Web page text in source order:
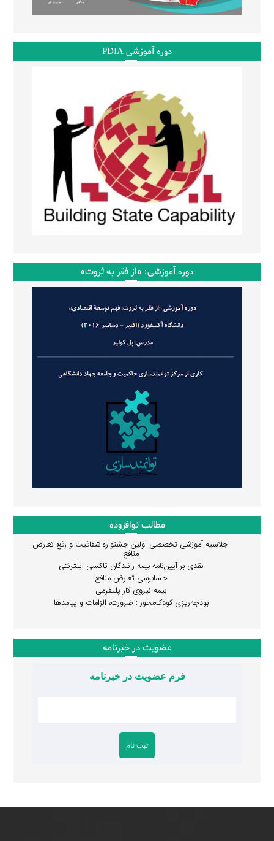
دوره آموزشی PDIA
دوره آموزشی: «از فقر به ثروت»
مطالب نوافزوده
اجلاسیه آموزشی تخصصی اولین جشنواره شفافیت و رفع تعارض
منافع
نقدی بر آیین‌نامه بیمه رانندگان تاکسی اینترنتی
حسابرسی تعارض منافع
بیمه نیروی کار پلتفرمی
بودجه‌ریزی کودک‌محور : ضرورت، الزامات و پیامدها
عضویت در خبرنامه
فرم عضویت در خبرنامه